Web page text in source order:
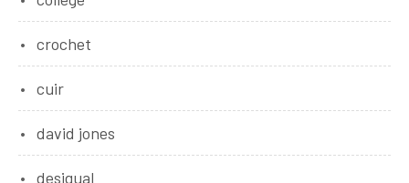
crochet
cuir
david jones
desigual